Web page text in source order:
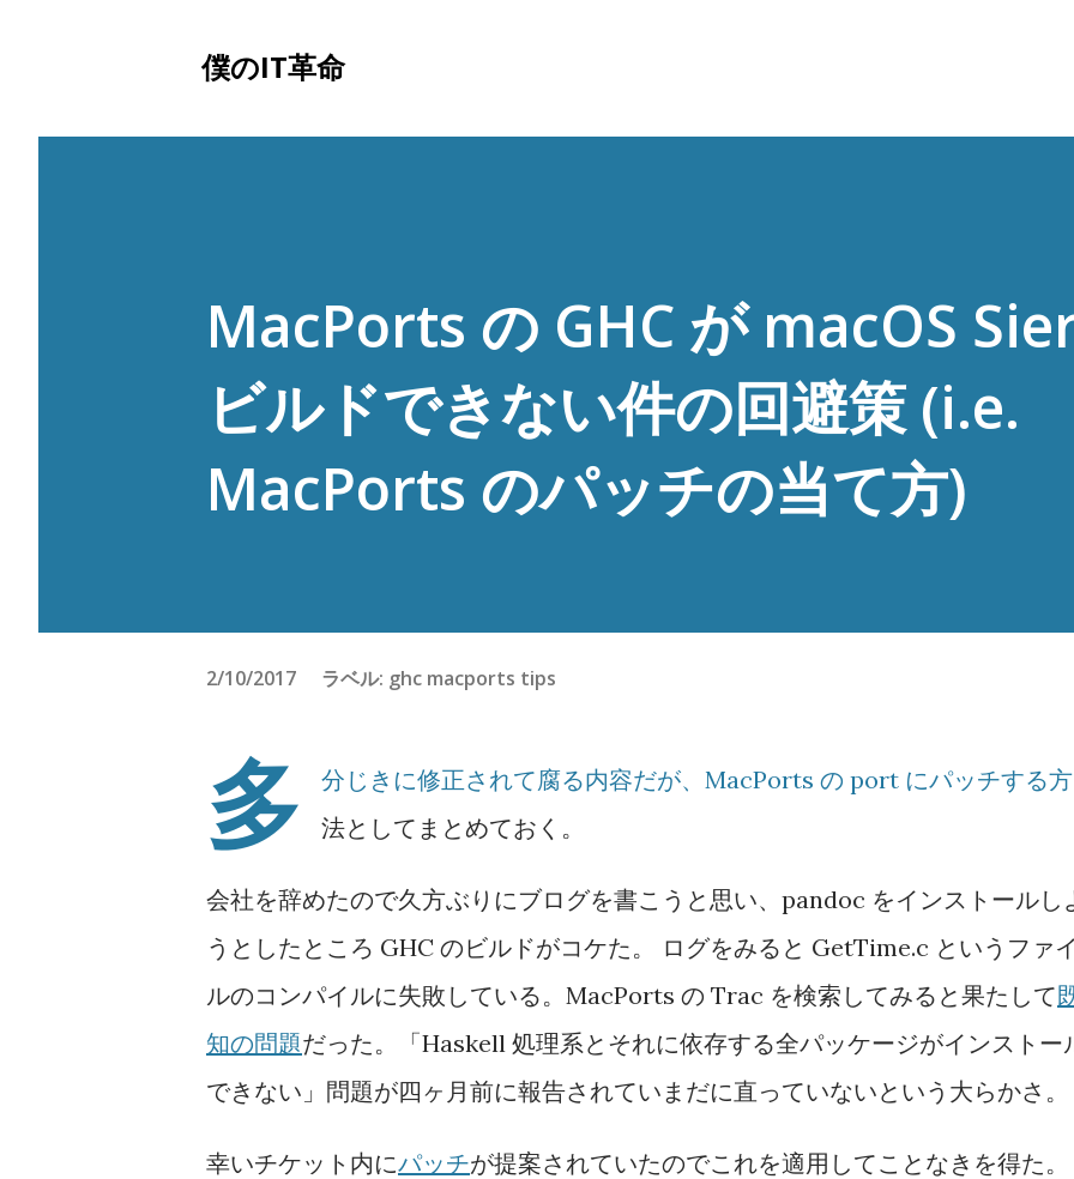
僕のIT革命
MacPorts の GHC が macOS
ビルドできない件の回避策 (i.e.
MacPorts のパッチの当て方)
2/10/2017 ラベル: ghc macports tips
多
分じきに修正されて腐る内容だが、MacPorts の port にパッチする方
法としてまとめておく。
会社を辞めたので久方ぶりにブログを書こうと思い、pandoc をインストールし
うとしたところ GHC のビルドがコケた。 ログをみると GetTime.c というファイ
ルのコンパイルに失敗している。MacPorts の Trac を検索してみると果たして
知の問題だった。「Haskell 処理系とそれに依存する全パッケージがインストー
できない」問題が四ヶ月前に報告されていまだに直っていないという大らかさ。
幸いチケット内にパッチが提案されていたのでこれを適用してことなきを得た。